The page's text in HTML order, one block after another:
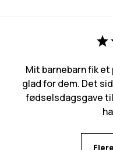
Mit barnebarn fik et
glad for dem. Det
fødselsdagsgave